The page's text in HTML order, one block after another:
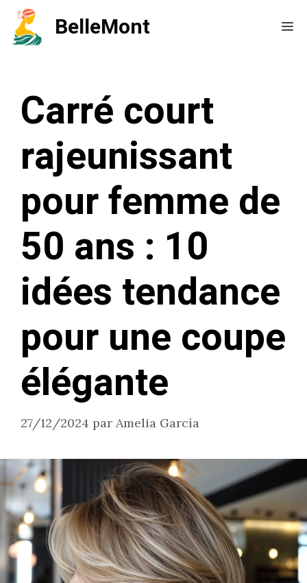
Aller
BelleMont
Carré court
rajeunissant
pour femme de
50 ans : 10
idées tendance
pour une coupe
élégante
27/12/2024 par Amelia García